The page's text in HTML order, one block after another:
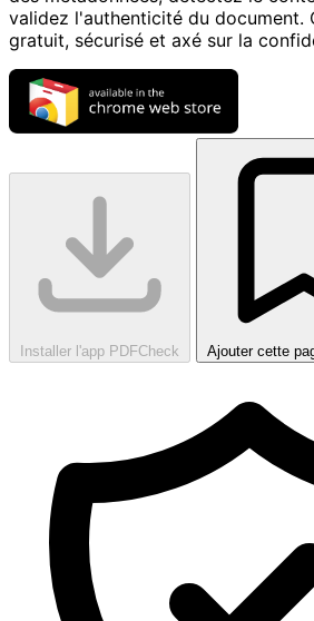
validez l'authenticité du document.
gratuit, sécurisé et axé sur la
Installer l'app PDFCheck Ajouter cette